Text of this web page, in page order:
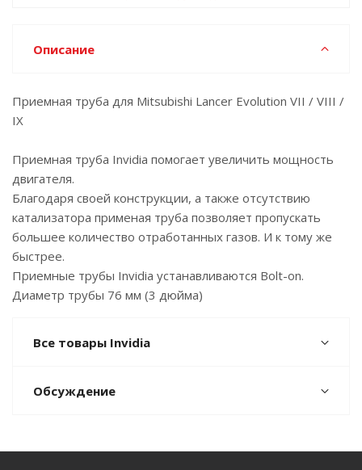
Описание
Приемная труба для Mitsubishi Lancer Evolution VII / VIII /
IX
Приемная труба Invidia помогает увеличить мощность
двигателя.
Благодаря своей конструкции, а также отсутствию
катализатора применая труба позволяет пропускать
большее количество отработанных газов. И к тому же
быстрее.
Приемные трубы Invidia устанавливаются Bolt-on.
Диаметр трубы 76 мм (3 дюйма)
Все товары Invidia
Обсуждение